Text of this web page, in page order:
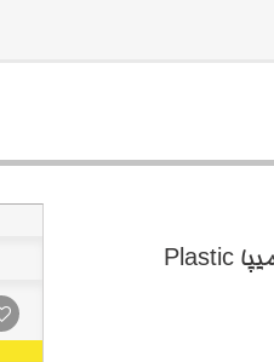
اسپری آستر پر کننده پلاستیک میپا Plastic